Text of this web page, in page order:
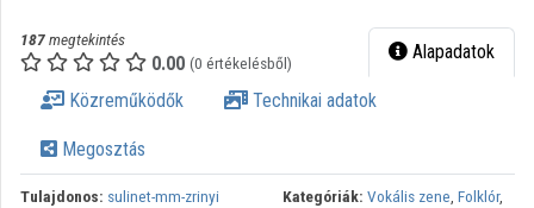
187megtekintés
0.00 (0 értékelésből) Alapadatok
Közreműködők Technikai adatok
Megosztás
Tulajdonos: sulinet-mm-zrinyi Kategóriák: Vokális zene, Folklór,